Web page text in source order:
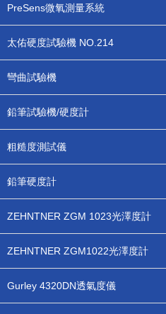
PreSens微氧測量系統
太佑硬度試驗機 NO.214
彎曲試驗機
鉛筆試驗機/硬度計
粗糙度測試儀
鉛筆硬度計
ZEHNTNER ZGM 1023光澤度計
ZEHNTNER ZGM1022光澤度計
Gurley 4320DN透氣度儀